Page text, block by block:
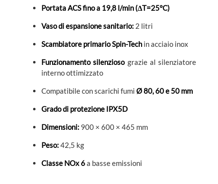
Portata ACS fino a 19,8 l/min (ΔT=25°C)
Vaso di espansione sanitario: 2 litri
Scambiatore primario Spin-Tech in acciaio inox
Funzionamento silenziosograzie al silenziatore
interno ottimizzato
Compatibile con scarichi fumi Ø 80, 60 e 50 mm
Grado di protezione IPX5D
Dimensioni: 900 × 600 × 465 mm
Peso:42,5 kg
Classe NOx 6a basse emissioni